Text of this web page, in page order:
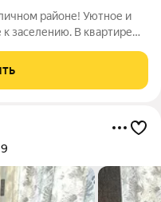
районе! Уютное и
заселению. В квартире
Приглашаем к
9